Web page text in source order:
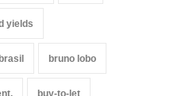
yields
brasil bruno lobo
buy-to-let